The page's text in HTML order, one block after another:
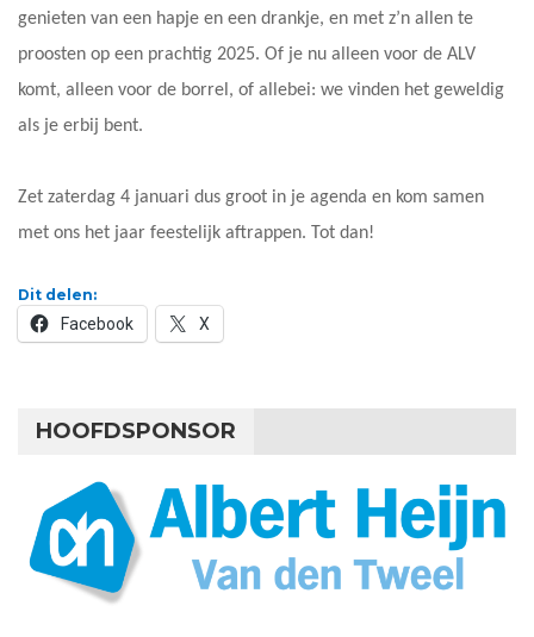
genieten van een hapje en een drankje, en met z’n allen te
proosten op een prachtig 2025. Of je nu alleen voor de ALV
komt, alleen voor de borrel, of allebei: we vinden het geweldig
als je erbij bent.
Zet zaterdag 4 januari dus groot in je agenda en kom samen
met ons het jaar feestelijk aftrappen. Tot dan!
Dit delen:
Facebook X
HOOFDSPONSOR